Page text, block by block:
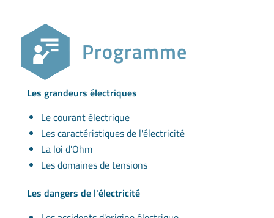
Programme
Les grandeurs électriques
Le courant électrique
Les caractéristiques de l'électricité
La loi d'Ohm
Les domaines de tensions
Les dangers de l'électricité